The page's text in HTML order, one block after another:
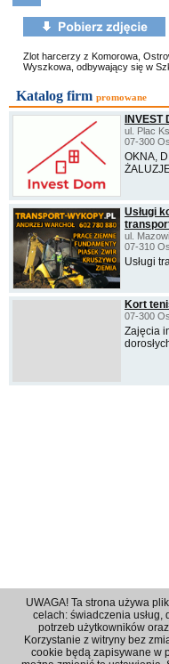
Zlot harcerzy z Komorowa,
Wyszkowa, odbywający się w
Katalog firm promowane
INVEST
ul. Plac
07-300
OKNA,
Usługi
ul.
07-310
Usługi
Kort
07-300
Zajęcia
Regulamin|
UWAGA! Ta strona używa
celach: świadczenia
potrzeb użytkowników
Korzystanie z witryny bez
cookie będą zapisywane w